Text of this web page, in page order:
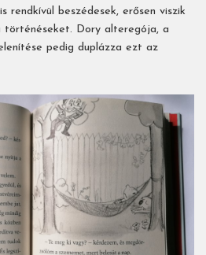
beszédesek, erősen viszik
történéseket. Dory alteregója, a
pedig duplázza ezt az